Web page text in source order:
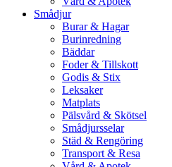
Smådjur
Burar & Hagar
Burinredning
Bäddar
Foder & Tillskott
Godis & Stix
Leksaker
Matplats
Pälsvård & Skötsel
Smådjursselar
Städ & Rengöring
Transport & Resa